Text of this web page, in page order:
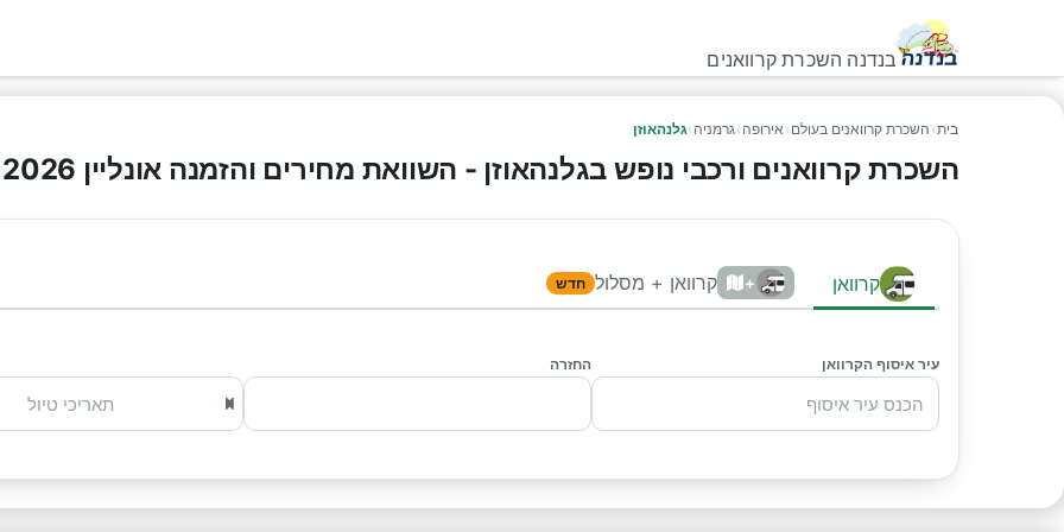
בנדנה השכרת קרוואנים
בית› השכרת קרוואנים בעולם › אירופה ›גרמניה ›גלנהאוזן
השכרת קרוואנים ורכבי נופש בגלנהאוזן - השוואת מחירים והזמנה אונליין 2026
קרוואן + קרוואן + מסלול חדש
עיר איסוף הקרוואן החזרה